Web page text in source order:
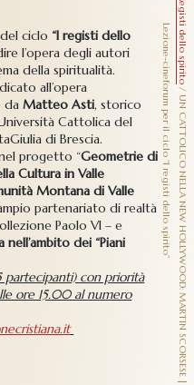
Registi dello spirito
/
U
N
C
A
T
T
O
L
I
C
O
N
E
L
L
A
N
E
W
H
O
L
L
Y
W
O
O
D
:
M
A
R
T
I
N
S
C
O
R
S
E
S
E
|
Le
z
i
o
n
e
-
c
i
n
e
f
o
r
u
m
p
e
r
i
l
c
i
c
l
o
“
I
r
e
g
i
s
t
i
d
e
l
l
o
s
p
i
r
i
t
o
”
del ciclo “I registi dello
l’opera degli autori
della spiritualità.
all’opera
daMatteo Asti, storico
Cattolica del
di Brescia.
progetto “Geometrie di
Cultura in Valle
Montana di Valle
partenariato di realtà
Paolo VI – e
nell’ambito dei “Piani
partecipanti) con priorità
ore 15.00 al numero